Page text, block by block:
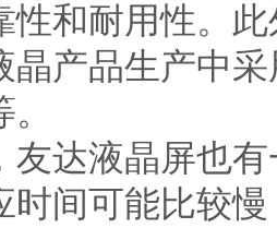
性和耐用性。
晶产品生产中
液晶屏也有
时间可能比较